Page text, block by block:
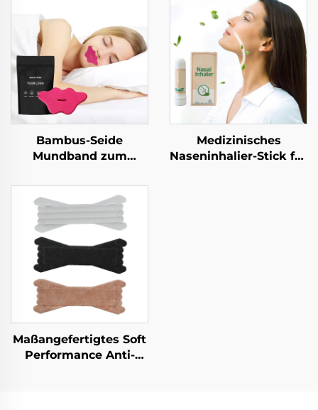
Bambus-Seide
Mundband zum
Nasenatmung niedlich
Lippenband zum
Medizinisches
Naseninhalier-Stick für
Maßangefertigtes Soft
Performance Anti-